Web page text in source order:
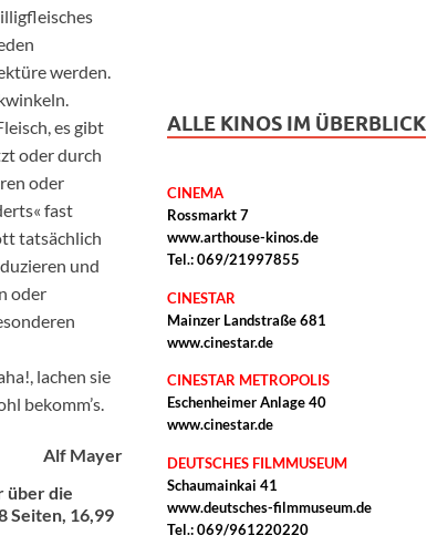
werden.
es gibt
oder durch
oder
fast
tatsächlich
und
oder
lachen sie
bekomm’s.
Alf Mayer
über die
Seiten, 16,99
ALLE KINOS IM ÜBERBLICK
CINEMA
Rossmarkt 7
www.arthouse-kinos.de
Tel.: 069/21997855
CINESTAR
Mainzer Landstraße 681
www.cinestar.de
CINESTAR METROPOLIS
Eschenheimer Anlage 40
www.cinestar.de
DEUTSCHES FILMMUSEUM
Schaumainkai 41
www.deutsches-filmmuseum.de
Tel.: 069/961220220